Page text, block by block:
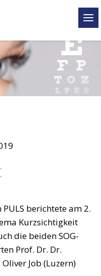
berichtete am 2.
Kurzsichtigkeit
die beiden SOG-
Prof. Dr. Dr.
Job (Luzern)